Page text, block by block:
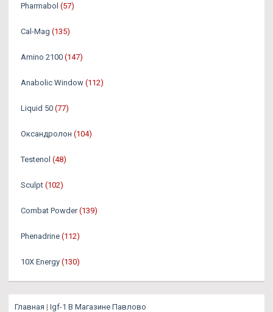
Pharmabol (57)
Cal-Mag (135)
Amino 2100 (147)
Anabolic Window (112)
Liquid 50 (77)
Оксандролон (104)
Testenol (48)
Sculpt (102)
Combat Powder (139)
Phenadrine (112)
10X Energy (130)
Главная | Igf-1 В Магазине Павлово